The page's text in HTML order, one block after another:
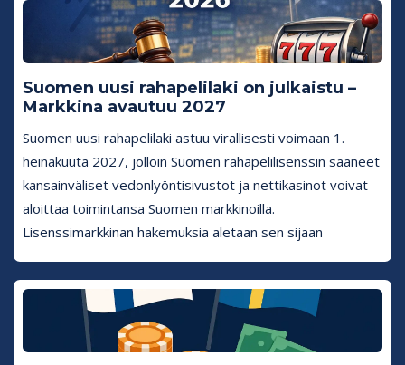
Suomen uusi rahapelilaki on julkaistu –
Markkina avautuu 2027
Suomen uusi rahapelilaki astuu virallisesti voimaan 1.
heinäkuuta 2027, jolloin Suomen rahapelilisenssin saaneet
kansainväliset vedonlyöntisivustot ja nettikasinot voivat
aloittaa toimintansa Suomen markkinoilla.
Lisenssimarkkinan hakemuksia aletaan sen sijaan